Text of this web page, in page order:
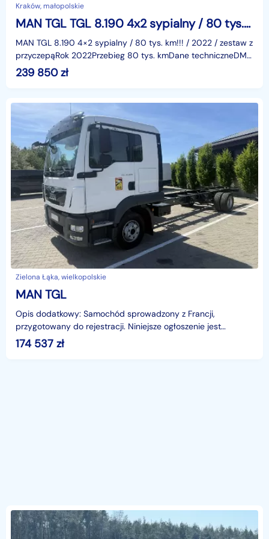
Kraków, małopolskie
MAN TGL TGL 8.190 4x2 sypialny / 80 tys.km!!! / 2022 / zestaw z przyczepą_249764
MAN TGL 8.190 4×2 sypialny / 80 tys. km!!! / 2022 / zestaw z
przyczepąRok 2022Przebieg 80 tys. kmDane techniczneDMC
7490 kgDMC zestawu 17976 kgEuro 6Moc 190 KM4
239 850zł
Zielona Łąka, wielkopolskie
MAN TGL
Opis dodatkowy: Samochód sprowadzony z Francji,
przygotowany do rejestracji. Niniejsze ogłoszenie jest
wyłącznie informacją handlową i nie stanowi oferty w myśl
174 537 zł